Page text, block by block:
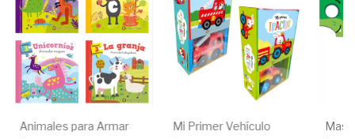
Animales para Armar Mi Primer Vehículo